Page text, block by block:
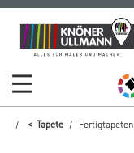
Zum
Inhalt
Zum
Navigationsmenü
Tapete Fertigtapeten